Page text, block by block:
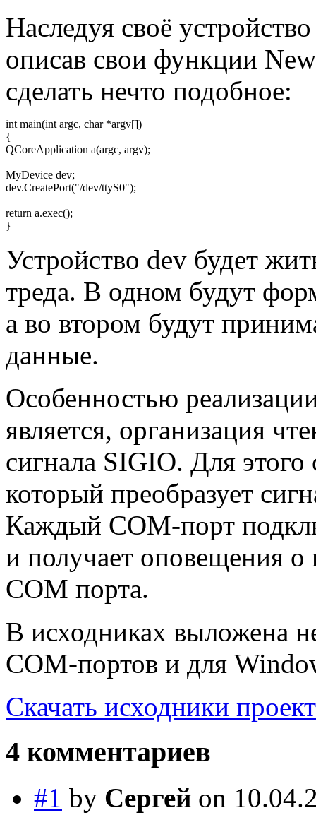
Наследуя своё
описав свои функции
сделать нечто подобное:
int main(int argc, char *argv[])
{
QCoreApplication a(argc, argv);
MyDevice dev;
dev.CreatePort("/dev/ttyS0");
return a.exec();
}
Устройство dev будет
треда. В одном будут
а во втором будут
данные.
Особенностью
является, организация
сигнала SIGIO. Для этого
который преобразует
Каждый COM-порт
и получает оповещения о
COM порта.
В исходниках выложена
COM-портов и для
Скачать исходники
4 комментариев
#1 by Сергей on